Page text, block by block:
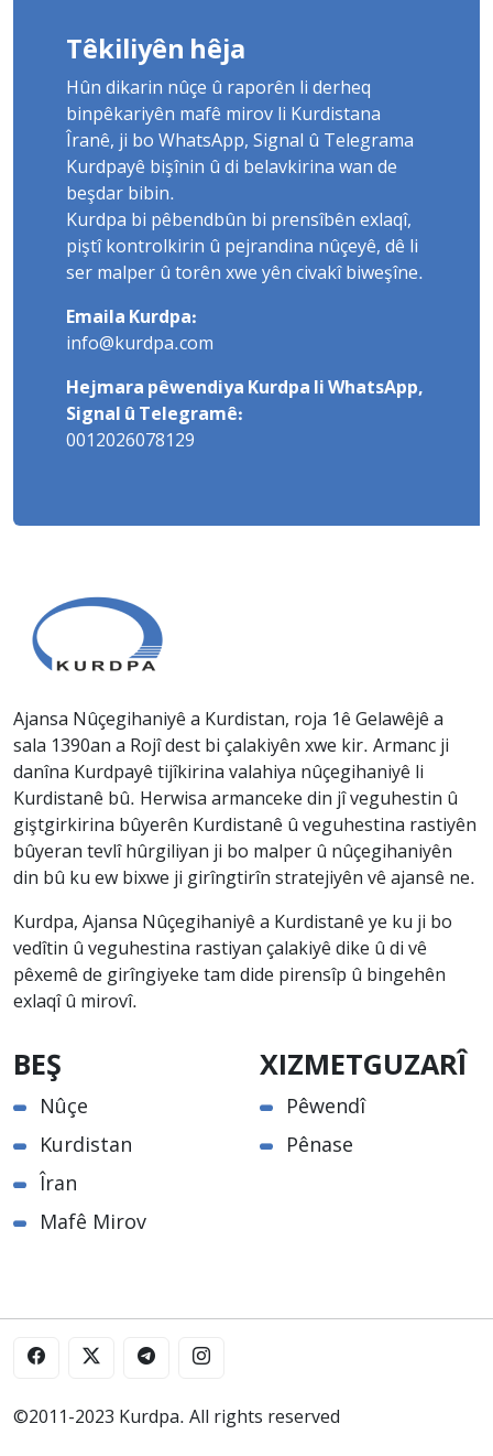
Têkiliyên hêja
Hûn dikarin nûçe û raporên li derheq
binpêkariyên mafê mirov li Kurdistana
Îranê, ji bo WhatsApp, Signal û Telegrama
Kurdpayê bişînin û di belavkirina wan de
beşdar bibin.
Kurdpa bi pêbendbûn bi prensîbên exlaqî,
piştî kontrolkirin û pejrandina nûçeyê, dê li
ser malper û torên xwe yên civakî biweşîne.
Emaila Kurdpa:
info@kurdpa.com
Hejmara pêwendiya Kurdpa li WhatsApp,
Signal û Telegramê:
0012026078129
Ajansa Nûçegihaniyê a Kurdistan, roja 1ê Gelawêjê a
sala 1390an a Rojî dest bi çalakiyên xwe kir. Armanc ji
danîna Kurdpayê tijîkirina valahiya nûçegihaniyê li
Kurdistanê bû. Herwisa armanceke din jî veguhestin û
giştgirkirina bûyerên Kurdistanê û veguhestina rastiyên
bûyeran tevlî hûrgiliyan ji bo malper û nûçegihaniyên
din bû ku ew bixwe ji girîngtirîn stratejiyên vê ajansê ne.
Kurdpa, Ajansa Nûçegihaniyê a Kurdistanê ye ku ji bo
vedîtin û veguhestina rastiyan çalakiyê dike û di vê
pêxemê de girîngiyeke tam dide pirensîp û bingehên
exlaqî û mirovî.
BEŞ
Nûçe
Kurdistan
Îran
Mafê Mirov
XIZMETGUZARÎ
Pêwendî
Pênase
©2011-2023 Kurdpa. All rights reserved